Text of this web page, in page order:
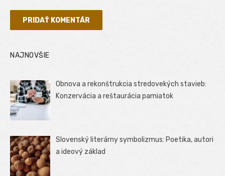
NAJNOVŠIE
Obnova a rekonštrukcia stredovekých stavieb:
Konzervácia a reštaurácia pamiatok
Slovenský literárny symbolizmus: Poetika, autori
a ideový základ